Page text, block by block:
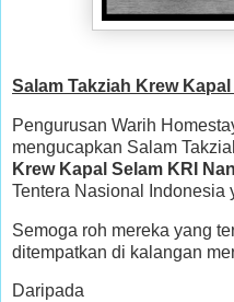
Salam Takziah Krew
Pengurusan Warih
mengucapkan Salam
Krew Kapal Selam KRI
Tentera Nasional Indonesia
Semoga roh mereka yang
ditempatkan di kalangan
Daripada